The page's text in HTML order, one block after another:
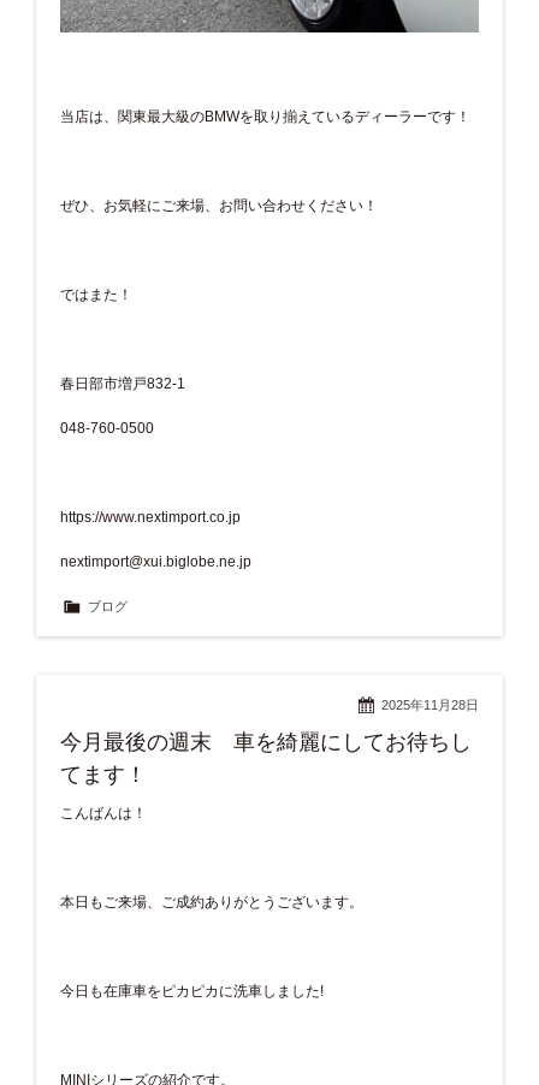
当店は、関東最大級のBMWを取り揃えているディーラーです！
ぜひ、お気軽にご来場、お問い合わせください！
ではまた！
春日部市増戸832-1
048-760-0500
https://www.nextimport.co.jp
nextimport@xui.biglobe.ne.jp
ブログ
2025年11月28日
今月最後の週末 車を綺麗にしてお待ちし
てます！
こんばんは！
本日もご来場、ご成約ありがとうございます。
今日も在庫車をピカピカに洗車しました!
MINIシリーズの紹介です。